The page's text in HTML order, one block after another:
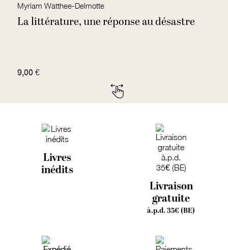
Myriam Watthee-Delmotte
La littérature, une réponse au désastre
9,00 €
Livres
inédits
Livraison
gratuite
à.p.d. 35€ (BE)